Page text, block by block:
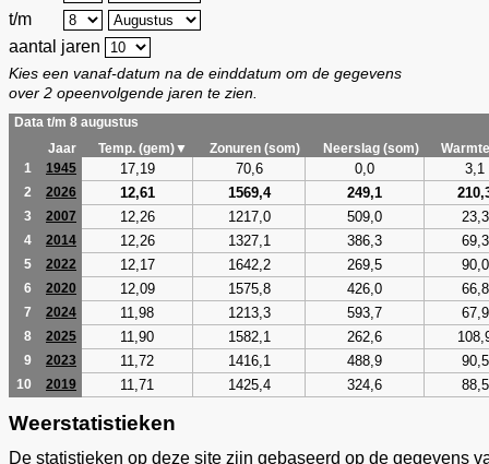
t/m
aantal jaren
Kies een vanaf-datum na de einddatum om de gegevens
over 2 opeenvolgende jaren te zien.
Data t/m 8 augustus
Jaar
Temp. (gem)▼ Zonuren (som) Neerslag (som)
1
1945 17,19 70,6 0,0 3,1
2 2026 12,61 1569,4 249,1
3 2007 12,26 1217,0 509,0 23,3
4 2014 12,26 1327,1 386,3 69,3
5 2022 12,17 1642,2 269,5 90,0
6 2020 12,09 1575,8 426,0 66,8
7 2024 11,98 1213,3 593,7 67,9
8 2025 11,90 1582,1 262,6
9 2023 11,72 1416,1 488,9 90,5
10 2019 11,71 1425,4 324,6 88,5
Weerstatistieken
De statistieken op deze site zijn gebaseerd op de gegevens